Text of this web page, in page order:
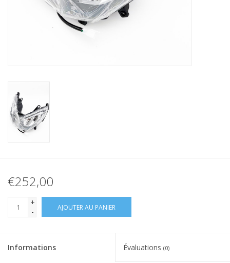
€252,00
+
-
AJOUTER AU PANIER
Informations Évaluations (0)